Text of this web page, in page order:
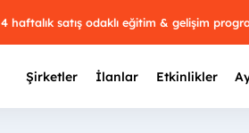
4 haftalık satış odaklı eğitim & gelişim
Şirketler İlanlar Etkinlikler